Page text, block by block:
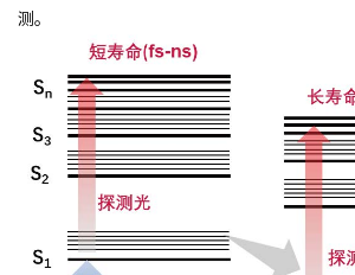
测。